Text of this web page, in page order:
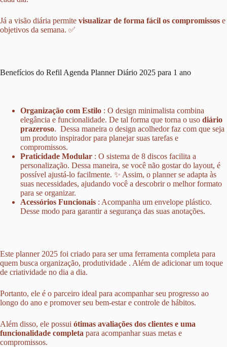
Já a visão diária permite visualizar de forma fácil os compromissos e
objetivos da semana. ✅
Benefícios do Refil Agenda Planner Diário 2025 para 1 ano
Organização com Estilo : O design minimalista combina
elegância e funcionalidade. De tal forma que torna o uso diário
prazeroso. ️ Dessa maneira o design acolhedor faz com que seja
um produto inspirador para planejar suas tarefas e
compromissos.
Praticidade Modular : O sistema de 8 discos facilita a
personalização. Dessa maneira, se você não gostar do layout, é
possível ajustá-lo facilmente. ✨ Assim, o planner se adapta às
suas necessidades, ajudando você a descobrir o melhor formato
para se organizar.
Acessórios Funcionais : Acompanha um envelope plástico.
Desse modo para garantir a segurança das suas anotações.
Este planner 2025 foi criado para ser uma ferramenta completa para
quem busca organização, produtividade . Além de adicionar um toque
de criatividade no dia a dia.
Portanto, ele é o parceiro ideal para acompanhar seu progresso ao
longo do ano e promover seu bem-estar e controle de hábitos.
Além disso, ele possui ótimas avaliações dos clientes e uma
funcionalidade completa para acompanhar suas metas e
compromissos.